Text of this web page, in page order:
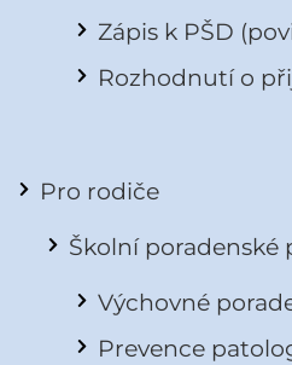
Zápis k PŠD
Rozhodnutí o
Pro rodiče
Školní poradenské
Výchovné
Prevence